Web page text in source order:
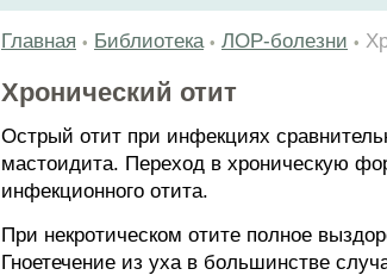
Главная • Библиотека • ЛОР-болезни •
Хронический отит
Острый отит при инфекциях
мастоидита. Переход в хроническую
инфекционного отита.
При некротическом отите полное
Гноетечение из уха в большинстве